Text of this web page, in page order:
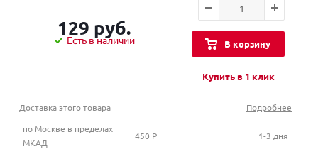
129 руб.
Есть в наличии В корзину
Купить в 1 клик
Доставка этого товара
Подробнее
по Москве в пределах
МКАД
450 Р 1-3 дня